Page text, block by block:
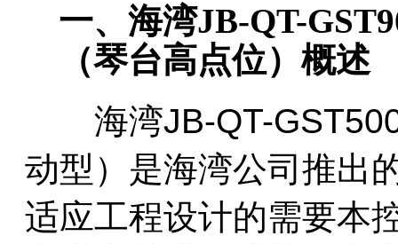
一、海湾JB-QT-
（琴台高点位）概述
海湾JB-QT-
动型）是海湾公司推出
适应工程设计的需要本